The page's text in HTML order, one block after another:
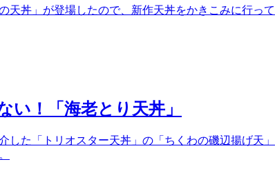
天丼」が登場したので、新作天丼をかきこみに行って
い！「海老とり天丼」
た「トリオスター天丼」の「ちくわの磯辺揚げ天」